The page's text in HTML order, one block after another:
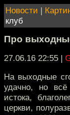
Новости |
клуб
Про
27.06.16 22:55 |
На выходные
удачно, но
истока,
церкви,